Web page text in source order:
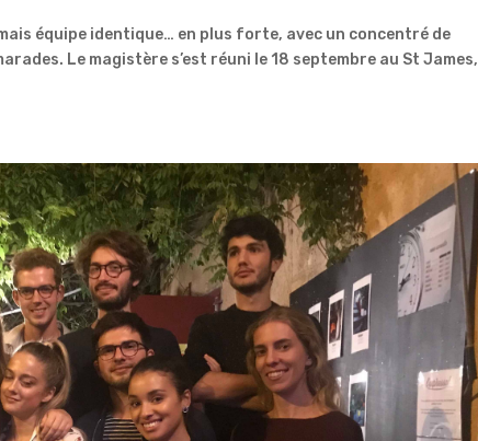
équipe identique… en plus forte, avec un concentré de
Le magistère s’est réuni le 18 septembre au St James,